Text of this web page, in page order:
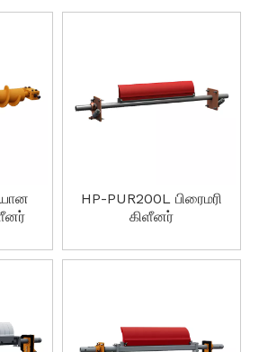
செலவுகளைக் குறைக்கவும்
HP-PUR200L பிரைமரி
கிளீனர்